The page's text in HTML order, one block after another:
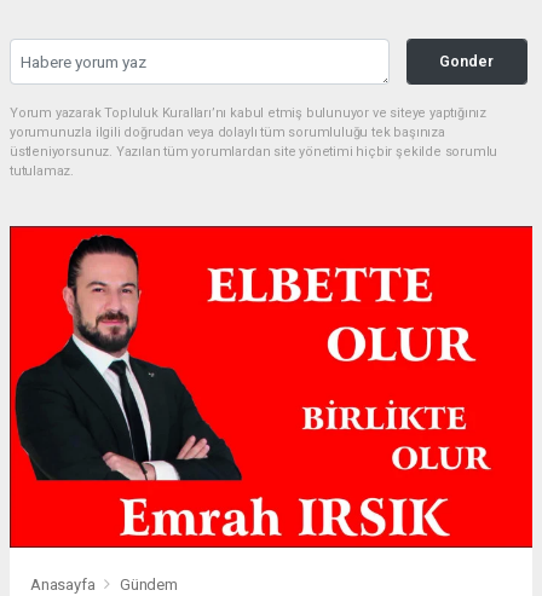
Gonder
Yorum yazarak Topluluk Kuralları’nı kabul etmiş bulunuyor ve siteye yaptığınız
yorumunuzla ilgili doğrudan veya dolaylı tüm sorumluluğu tek başınıza
üstleniyorsunuz. Yazılan tüm yorumlardan site yönetimi hiçbir şekilde sorumlu
tutulamaz.
Anasayfa Gündem